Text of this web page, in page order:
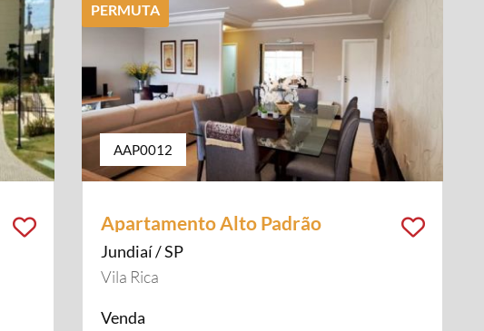
PERMUTA
AAP0012
Apartamento Alto Padrão
Jundiaí / SP
Vila Rica
Venda